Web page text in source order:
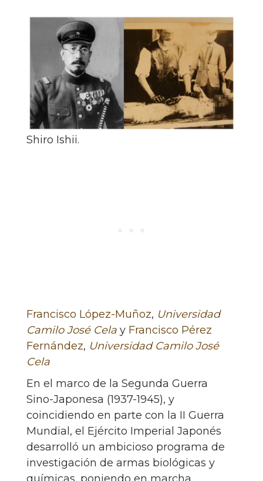
Shiro Ishii.
Francisco López-Muñoz, Universidad
Camilo José Cela y Francisco Pérez
Fernández, Universidad Camilo José
Cela
En el marco de la Segunda Guerra
Sino-Japonesa (1937-1945), y
coincidiendo en parte con la II Guerra
Mundial, el Ejército Imperial Japonés
desarrolló un ambicioso programa de
investigación de armas biológicas y
químicas, poniendo en marcha